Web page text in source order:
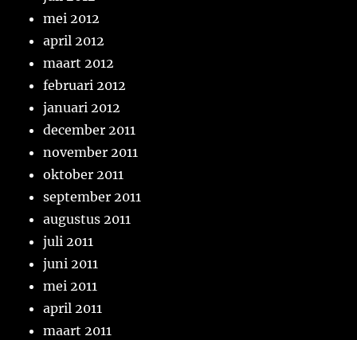
mei 2012
april 2012
maart 2012
februari 2012
januari 2012
december 2011
november 2011
oktober 2011
september 2011
augustus 2011
juli 2011
juni 2011
mei 2011
april 2011
maart 2011